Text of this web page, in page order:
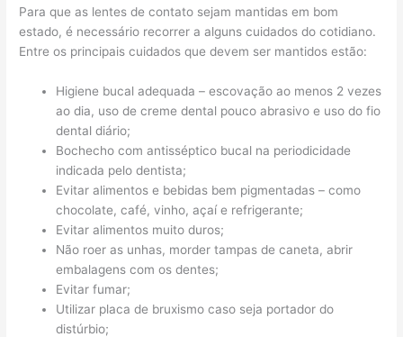
Para que as lentes de contato sejam mantidas em bom
estado, é necessário recorrer a alguns cuidados do cotidiano.
Entre os principais cuidados que devem ser mantidos estão:
Higiene bucal adequada – escovação ao menos 2 vezes
ao dia, uso de creme dental pouco abrasivo e uso do fio
dental diário;
Bochecho com antisséptico bucal na periodicidade
indicada pelo dentista;
Evitar alimentos e bebidas bem pigmentadas – como
chocolate, café, vinho, açaí e refrigerante;
Evitar alimentos muito duros;
Não roer as unhas, morder tampas de caneta, abrir
embalagens com os dentes;
Evitar fumar;
Utilizar placa de bruxismo caso seja portador do
distúrbio;